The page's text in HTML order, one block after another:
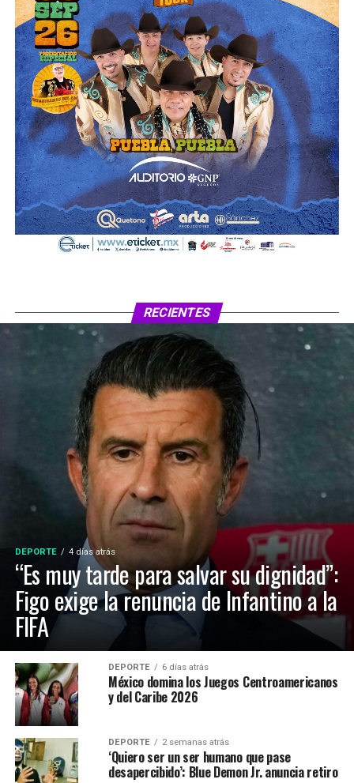
RECIENTES
DEPORTE 4 días atrás
“Es muy tarde para salvar su dignidad”:
Figo exige la renuncia de Infantino a la
FIFA
DEPORTE 6 días atrás
México domina los Juegos Centroamericanos
y del Caribe 2026
DEPORTE 2 semanas atrás
‘Quiero ser un ser humano que pase
desapercibido’: Blue Demon Jr. anuncia retiro